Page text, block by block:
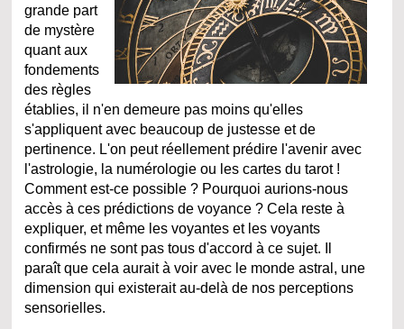
grande part
de mystère
quant aux
fondements
des règles
établies, il n'en demeure pas moins qu'elles
s'appliquent avec beaucoup de justesse et de
pertinence. L'on peut réellement prédire l'avenir avec
l'astrologie, la numérologie ou les cartes du tarot !
Comment est-ce possible ? Pourquoi aurions-nous
accès à ces prédictions de voyance ? Cela reste à
expliquer, et même les voyantes et les voyants
confirmés ne sont pas tous d'accord à ce sujet. Il
paraît que cela aurait à voir avec le monde astral, une
dimension qui existerait au-delà de nos perceptions
sensorielles.